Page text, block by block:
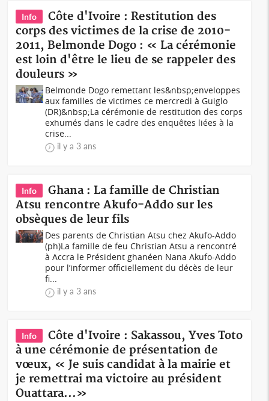
Info
Côte d'Ivoire : Restitution des
corps des victimes de la crise de 2010-
2011, Belmonde Dogo : « La cérémonie
est loin d'être le lieu de se rappeler des
douleurs »
Belmonde Dogo remettant les&nbsp;enveloppes
aux familles de victimes ce mercredi à Guiglo
(DR)&nbsp;La cérémonie de restitution des corps
exhumés dans le cadre des enquêtes liées à la
crise...
il y a 3 ans
Info
Ghana : La famille de Christian
Atsu rencontre Akufo-Addo sur les
obsèques de leur fils
Des parents de Christian Atsu chez Akufo-Addo
(ph)La famille de feu Christian Atsu a rencontré
à Accra le Président ghanéen Nana Akufo-Addo
pour l’informer officiellement du décès de leur
fi...
il y a 3 ans
Info
Côte d'Ivoire : Sakassou, Yves Toto
à une cérémonie de présentation de
vœux, « Je suis candidat à la mairie et
je remettrai ma victoire au président
Ouattara...»